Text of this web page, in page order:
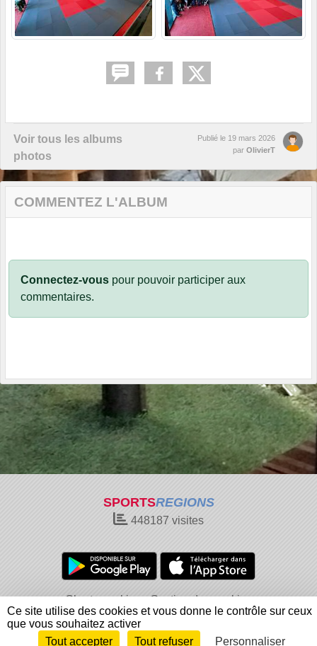
Voir tous les albums
photos
Publié le 19 mars 2026
par OlivierT
COMMENTEZ L'ALBUM
Connectez-vous pour pouvoir participer aux
commentaires.
SPORTSREGIONS
448187 visites
Charte cookies
Gestion des cookies
Informations légales
Signaler un contenu inapproprié
Envie de participer ? Connexion
Ce site utilise des cookies et vous donne le contrôle sur ceux
que vous souhaitez activer
Tout accepter
Tout refuser Personnaliser